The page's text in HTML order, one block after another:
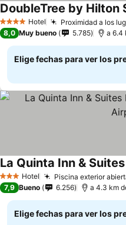
4 EstrellasHotel Proximidad a los
8,0 Muy bueno 5.785
Elige fechas para ver los
3 Estrellas
Hotel Piscina exterior
7,9 Bueno 6.256
Elige fechas para ver los